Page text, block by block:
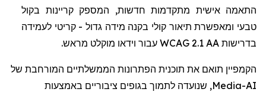
התאמה אישית מתקדמות חדשות, המספק קריינות בקול
טבעי ומאפשרת תיאור קולי בקנה מידה גדול-קריטי לעמידה
בדרישות WCAG 2.1 AA עבור וידאו מוקלט מראש.
הקמפיין תואם את תוכנית הפתרונות הממשלתיים המורחבת של
AI-
Media, שנועדה לתמוך בגופים ציבוריים באמצעות